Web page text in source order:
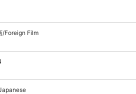
/Foreign Film